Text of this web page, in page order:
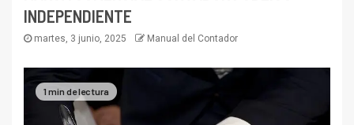
INDEPENDIENTE
martes, 3 junio, 2025 Manual del Contador
1 min de lectura